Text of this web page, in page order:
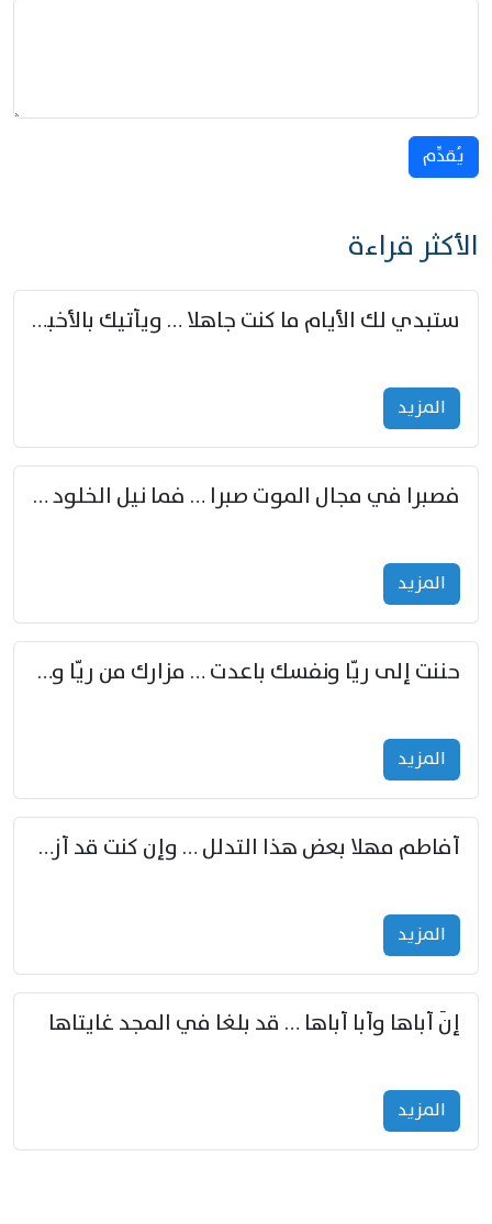
يُقدِّم
الأكثر قراءة
ستبدي لك الأيام ما كنت جاهلا … ويأتيك بالأخبار من لم تزوّد
المزید
فصبرا في مجال الموت صبرا … فما نيل الخلود بمستطاع
المزید
حننت إلى ريّا ونفسك باعدت … مزارك من ريّا وشعباكما معا
المزید
أفاطم مهلا بعض هذا التدلل … وإن كنت قد أزمعت صرمي فأجملي
المزید
إنّ أباها وأبا أباها … قد بلغا في المجد غايتاها
المزید